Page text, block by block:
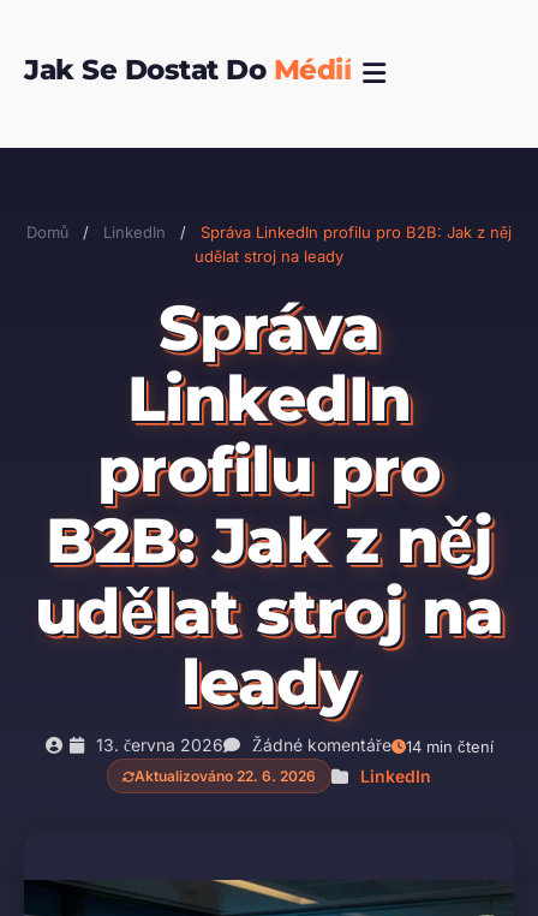
naJak Se Dostat Do Médií
Domů / LinkedIn /
Správa LinkedIn profilu pro B2B: Jak z něj
udělat stroj na leady
Správa
LinkedIn
profilu pro
B2B: Jak z něj
udělat stroj na
leady
13. června 2026 Žádné komentáře 14 min čtení
Aktualizováno 22. 6. 2026 LinkedIn